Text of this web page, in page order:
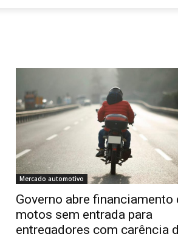
Mercado automotivo
Governo abre financiamento
motos sem entrada para
entregadores com carência